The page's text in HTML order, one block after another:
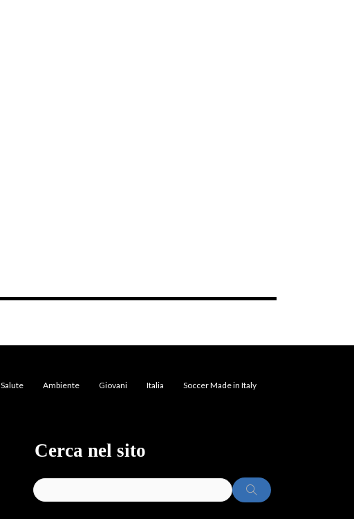
Salute Ambiente Giovani Italia Soccer Made in Italy
Cerca nel sito